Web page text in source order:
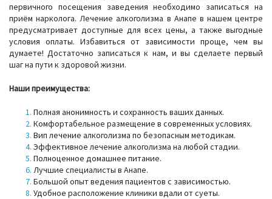
первичного посещения заведения необходимо записаться на
приём нарколога. Лечение алкоголизма в Анапе в нашем центре
предусматривает доступные для всех цены, а также выгодные
условия оплаты. Избавиться от зависимости проще, чем вы
думаете! Достаточно записаться к нам, и вы сделаете первый
шаг на пути к здоровой жизни.
Наши преимущества:
Полная анонимность и сохранность ваших данных.
Комфортабельное размещение в современных условиях.
Вип лечение алкоголизма по безопасным методикам.
Эффективное лечение алкоголизма на любой стадии.
Полноценное домашнее питание.
Лучшие специалисты в Анапе.
Большой опыт ведения пациентов с зависимостью.
Удобное расположение клиники вдали от суеты.